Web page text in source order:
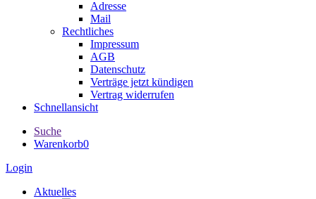
Adresse
Mail
Rechtliches
Impressum
AGB
Datenschutz
Verträge jetzt kündigen
Vertrag widerrufen
Schnellansicht
Suche
Warenkorb0
Login
Aktuelles